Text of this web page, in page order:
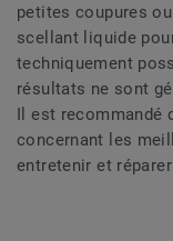
petites coupures
scellant liquide
techniquement
résultats ne sont
Il est recommandé
concernant les
entretenir et